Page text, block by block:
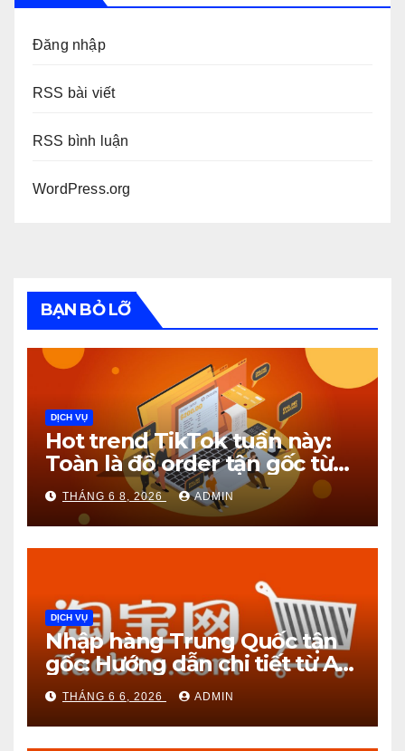
Đăng nhập
RSS bài viết
RSS bình luận
WordPress.org
BẠN BỎ LỠ
DỊCH VỤ
Hot trend TikTok tuần này:
Toàn là đồ order tận gốc từ
1688!
THÁNG 6 8, 2026 ADMIN
DỊCH VỤ
Nhập hàng Trung Quốc tận
gốc: Hướng dẫn chi tiết từ A
đến Z
THÁNG 6 6, 2026 ADMIN